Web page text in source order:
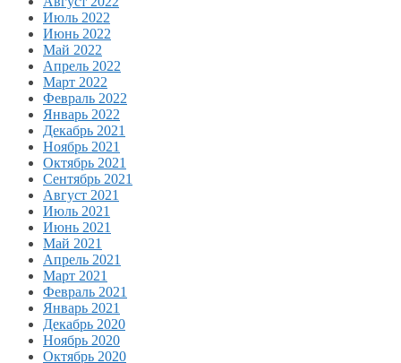
Июль 2022
Июнь 2022
Май 2022
Апрель 2022
Март 2022
Февраль 2022
Январь 2022
Декабрь 2021
Ноябрь 2021
Октябрь 2021
Сентябрь 2021
Август 2021
Июль 2021
Июнь 2021
Май 2021
Апрель 2021
Март 2021
Февраль 2021
Январь 2021
Декабрь 2020
Ноябрь 2020
Октябрь 2020